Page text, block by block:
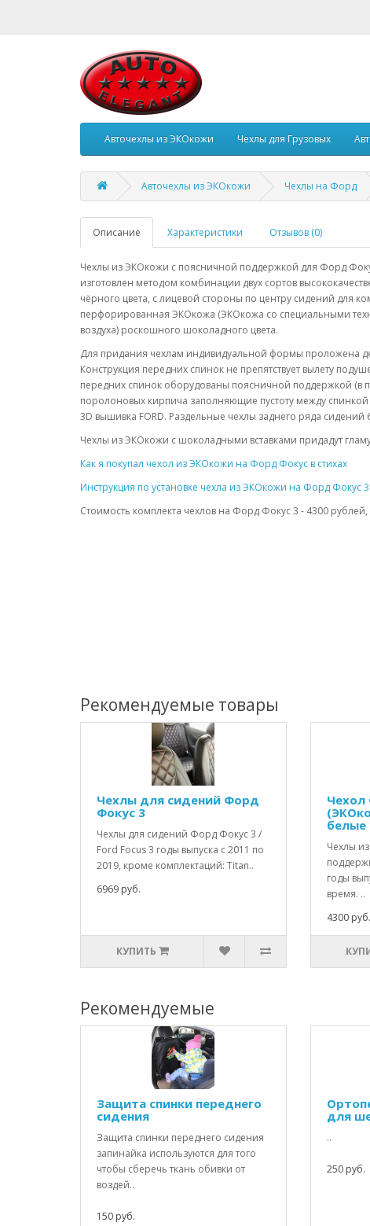
Авточехлы из ЭКОкожи Чехлы для Грузовых
Авточехлы из ЭКОкожи Чехлы на Форд
Описание Характеристики Отзывов (0)
Чехлы из ЭКОкожи с поясничной поддержкой для Форд
изготовлен методом комбинации двух сортов
чёрного цвета, с лицевой стороны по центру сидений для
перфорированная ЭКОкожа (ЭКОкожа со специальными
воздуха) роскошного шоколадного цвета.
Для придания чехлам индивидуальной формы проложена
Конструкция передних спинок не препятствует вылету
передних спинок оборудованы поясничной поддержкой (в
поролоновых кирпича заполняющие пустоту между
3D вышивка FORD. Раздельные чехлы заднего ряда
Чехлы из ЭКОкожи с шоколадными вставками придадут
Как я покупал чехол из ЭКОкожи на Форд Фокус в стихах
Инструкция по установке чехла из ЭКОкожи на Форд Фокус 3
Стоимость комплекта чехлов на Форд Фокус 3 - 4300
Рекомендуемые товары
Чехлы для сидений Форд
Фокус 3
Чехлы для сидений Форд Фокус 3 /
Ford Focus 3 годы выпуска с 2011 по
2019, кроме комплектаций: Titan..
6969 руб.
КУПИТЬ
Чехол
белые
Чехлы
годы
время. ..
4300 руб.
Рекомендуемые
Защита спинки переднего
сидения
Защита спинки переднего сидения
запинайка используются для того
чтобы сберечь ткань обивки от
воздей..
150 руб.
для
..
250 руб.